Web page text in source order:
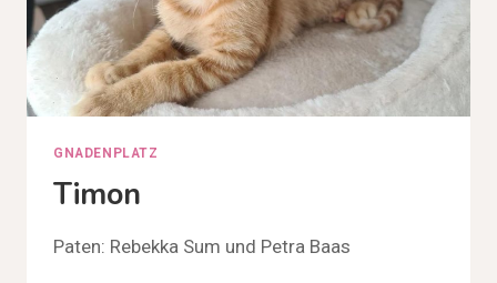
GNADENPLATZ
Timon
Paten: Rebekka Sum und Petra Baas